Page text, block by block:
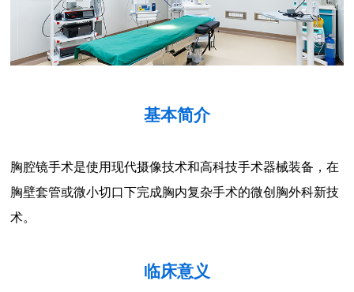
基本简介
胸腔镜手术是使用现代摄像技术和高科技手术器械装备，在
胸壁套管或微小切口下完成胸内复杂手术的微创胸外科新技
术。
临床意义